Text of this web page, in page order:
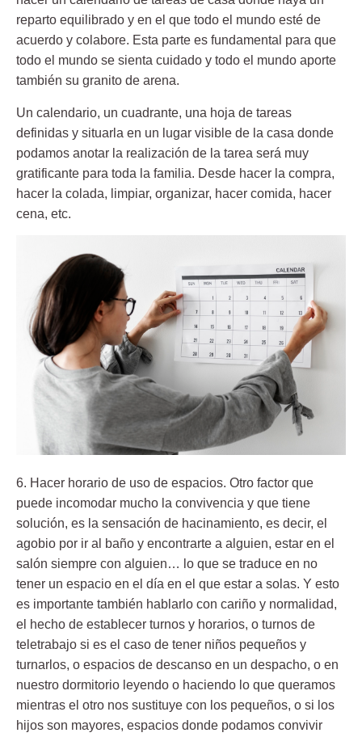
reparto equilibrado y en el que todo el mundo esté de
acuerdo y colabore. Esta parte es fundamental para que
todo el mundo se sienta cuidado y todo el mundo aporte
también su granito de arena.
Un calendario, un cuadrante, una hoja de tareas
definidas y situarla en un lugar visible de la casa donde
podamos anotar la realización de la tarea será muy
gratificante para toda la familia. Desde hacer la compra,
hacer la colada, limpiar, organizar, hacer comida, hacer
cena, etc.
6. Hacer horario de uso de espacios. Otro factor que
puede incomodar mucho la convivencia y que tiene
solución, es la sensación de hacinamiento, es decir, el
agobio por ir al baño y encontrarte a alguien, estar en el
salón siempre con alguien… lo que se traduce en no
tener un espacio en el día en el que estar a solas. Y esto
es importante también hablarlo con cariño y normalidad,
el hecho de establecer turnos y horarios, o turnos de
teletrabajo si es el caso de tener niños pequeños y
turnarlos, o espacios de descanso en un despacho, o en
nuestro dormitorio leyendo o haciendo lo que queramos
mientras el otro nos sustituye con los pequeños, o si los
hijos son mayores, espacios donde podamos convivir